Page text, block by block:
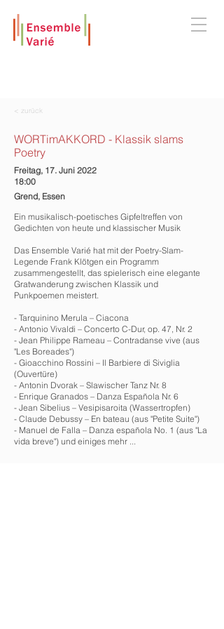
< zurück
WORTimAKKORD - Klassik slams
Poetry
Freitag, 17. Juni 2022
18:00
Grend, Essen
Ein musikalisch-poetisches Gipfeltreffen von
Gedichten von heute und klassischer Musik
Das Ensemble Varié hat mit der Poetry-Slam-
Legende Frank Klötgen ein Programm
zusammengestellt, das spielerisch eine elegante
Gratwanderung zwischen Klassik und
Punkpoemen meistert.
- Tarquinino Merula – Ciacona
- Antonio Vivaldi – Concerto C-Dur, op. 47, Nr. 2
- Jean Philippe Rameau – Contradanse vive (aus
"Les Boreades")
- Gioacchino Rossini – Il Barbiere di Siviglia
(Ouvertüre)
- Antonin Dvorak – Slawischer Tanz Nr. 8
- Enrique Granados – Danza Española Nr. 6
- Jean Sibelius – Vesipisaroita (Wassertropfen)
- Claude Debussy – En bateau (aus "Petite Suite")
- Manuel de Falla – Danza española No. 1 (aus "La
vida breve") und einiges mehr ...